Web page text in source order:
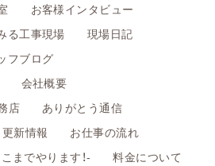
お客様インタビュー
る工事現場
現場日記
フブログ
会社概要
店
ありがとう通信
更新情報
お仕事の流れ
までやります！-
料金について